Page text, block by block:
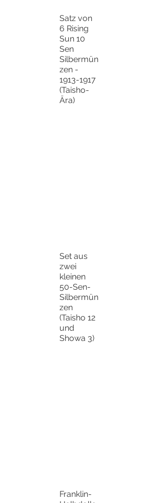
Satz von
6 Rising
Sun 10
Sen
Silbermün
zen -
1913-1917
(Taisho-
Ära)
Set aus
zwei
kleinen
50-Sen-
Silbermün
zen
(Taisho 12
und
Showa 3)
Franklin-